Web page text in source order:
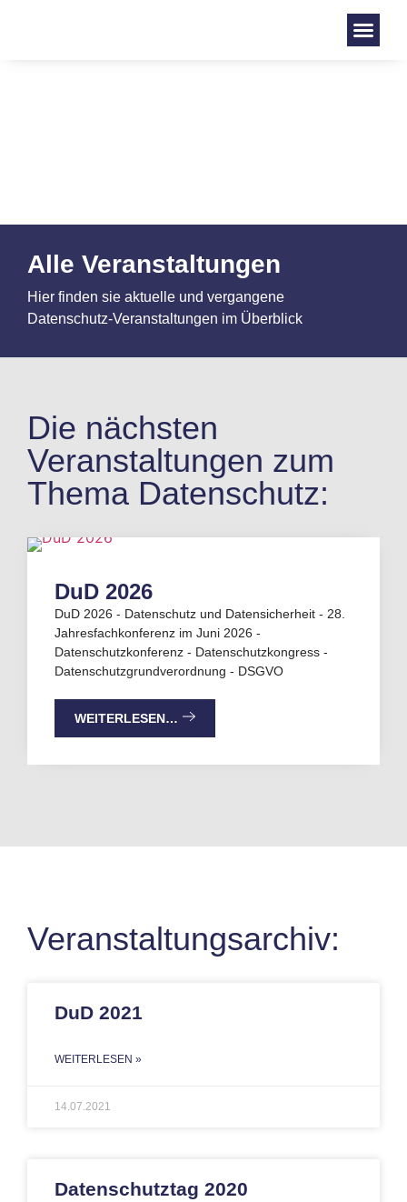
Alle Veranstaltungen
Hier finden sie aktuelle und vergangene
Datenschutz-Veranstaltungen im Überblick
Die nächsten
Veranstaltungen zum
Thema Datenschutz:
DuD 2026
DuD 2026 - Datenschutz und Datensicherheit - 28.
Jahresfachkonferenz im Juni 2026 -
Datenschutzkonferenz - Datenschutzkongress -
Datenschutzgrundverordnung - DSGVO
WEITERLESEN…
Veranstaltungsarchiv:
DuD 2021
WEITERLESEN »
14.07.2021
Datenschutztag 2020